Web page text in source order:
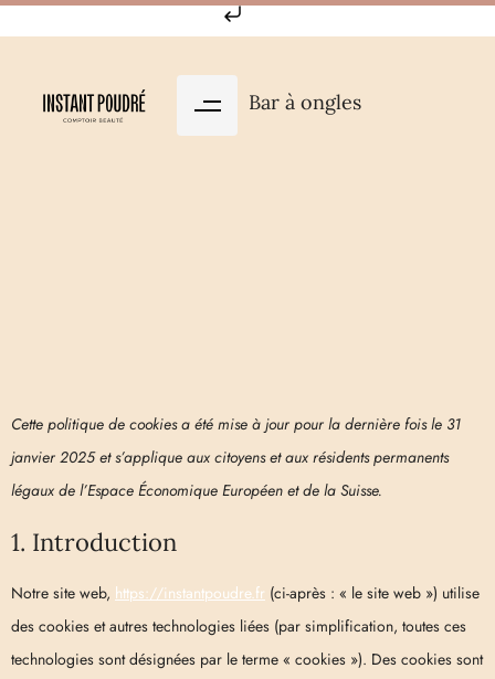
Bar à ongles
Cette politique de cookies a été mise à jour pour la dernière fois le 31
janvier 2025 et s’applique aux citoyens et aux résidents permanents
légaux de l’Espace Économique Européen et de la Suisse.
1. Introduction
Notre site web, https://instantpoudre.fr (ci-après : « le site web ») utilise
des cookies et autres technologies liées (par simplification, toutes ces
technologies sont désignées par le terme « cookies »). Des cookies sont